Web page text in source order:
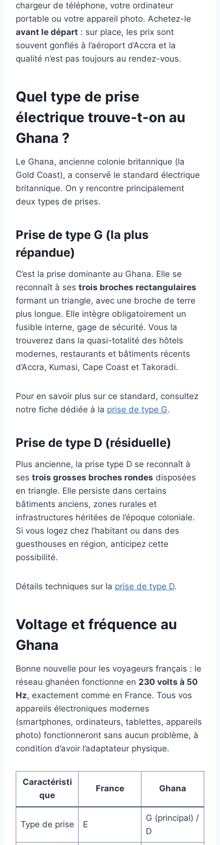
chargeur de téléphone, votre ordinateur
portable ou votre appareil photo. Achetez-le
avant le départ : sur place, les prix sont
souvent gonflés à l’aéroport d’Accra et la
qualité n’est pas toujours au rendez-vous.
Quel type de prise
électrique trouve-t-on au
Ghana ?
Le Ghana, ancienne colonie britannique (la
Gold Coast), a conservé le standard électrique
britannique. On y rencontre principalement
deux types de prises.
Prise de type G (la plus
répandue)
C’est la prise dominante au Ghana. Elle se
reconnaît à ses trois broches rectangulaires
formant un triangle, avec une broche de terre
plus longue. Elle intègre obligatoirement un
fusible interne, gage de sécurité. Vous la
trouverez dans la quasi-totalité des hôtels
modernes, restaurants et bâtiments récents
d’Accra, Kumasi, Cape Coast et Takoradi.
Pour en savoir plus sur ce standard, consultez
notre fiche dédiée à la prise de type G.
Prise de type D (résiduelle)
Plus ancienne, la prise type D se reconnaît à
ses trois grosses broches rondes disposées
en triangle. Elle persiste dans certains
bâtiments anciens, zones rurales et
infrastructures héritées de l’époque coloniale.
Si vous logez chez l’habitant ou dans des
guesthouses en région, anticipez cette
possibilité.
Détails techniques sur la prise de type D.
Voltage et fréquence au
Ghana
Bonne nouvelle pour les voyageurs français : le
réseau ghanéen fonctionne en 230 volts à 50
Hz, exactement comme en France. Tous vos
appareils électroniques modernes
(smartphones, ordinateurs, tablettes, appareils
photo) fonctionneront sans aucun problème, à
condition d’avoir l’adaptateur physique.
Caractéristi
que
France Ghana
Type de prise E
G (principal) /
D